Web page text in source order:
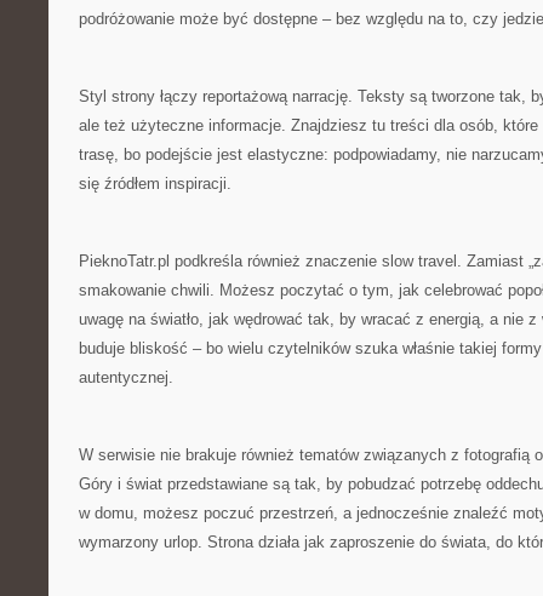
podróżowanie może być dostępne – bez względu na to, czy
Styl strony łączy reportażową narrację. Teksty są tworzone tak,
ale też użyteczne informacje. Znajdziesz tu treści dla osób,
trasę, bo podejście jest elastyczne: podpowiadamy, nie
się źródłem inspiracji.
PieknoTatr.pl podkreśla również znaczenie slow travel. Zamiast
smakowanie chwili. Możesz poczytać o tym, jak celebrować
uwagę na światło, jak wędrować tak, by wracać z energią, a nie
buduje bliskość – bo wielu czytelników szuka właśnie takiej
autentycznej.
W serwisie nie brakuje również tematów związanych z fotografią
Góry i świat przedstawiane są tak, by pobudzać potrzebę
w domu, możesz poczuć przestrzeń, a jednocześnie znaleźć
wymarzony urlop. Strona działa jak zaproszenie do świata, do